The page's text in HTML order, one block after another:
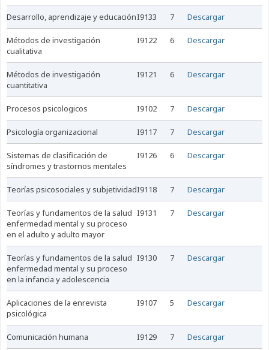
desarrollo, aprendizaje y educaciónI9133 7 Descargar
métodos de investigación
cualitativa
I9122 6 Descargar
métodos de investigación
cuantitativa
I9121 6 Descargar
procesos psicologicos I9102 7 Descargar
psicología organizacional I9117 7 Descargar
sistemas de clasificación de
síndromes y trastornos mentales
I9126 6 Descargar
teorías psicosociales y subjetividadI9118 7 Descargar
teorías y fundamentos de la salud
enfermedad mental y su proceso
en el adulto y adulto mayor
I9131 7 Descargar
teorías y fundamentos de la salud
enfermedad mental y su proceso
en la infancia y adolescencia
I9130 7 Descargar
aplicaciones de la enrevista
psicológica
I9107 5 Descargar
comunicación humana I9129 7 Descargar